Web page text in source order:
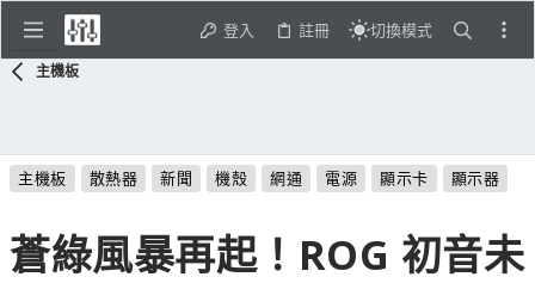
登入 註冊 切換模式
主機板
主機板 散熱器 新聞 機殼 網通 電源 顯示卡 顯示器
蒼綠風暴再起！ROG 初音未